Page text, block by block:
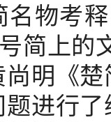
名物考
简上的
尚明《
题进行